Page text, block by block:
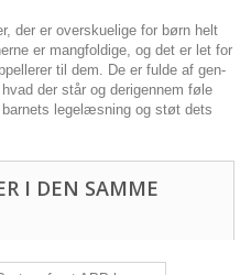
der er overskuelige for børn helt
er mangfoldige, og det er let for
til dem. De er fulde af gen­
der står og der­igennem føle
legelæsning og støt dets
I DEN SAMME